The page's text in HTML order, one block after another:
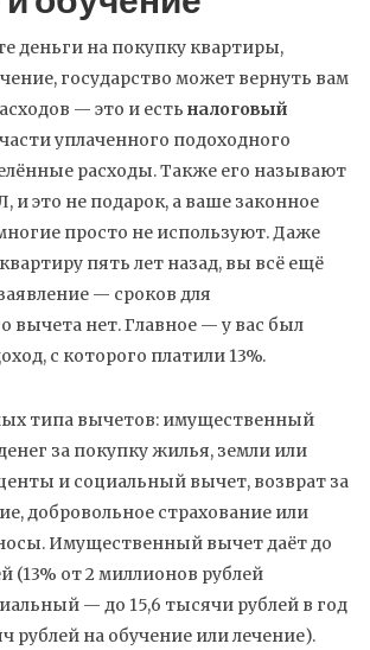
деньги на покупку квартиры,
государство может вернуть вам
— это и есть налоговый
уплаченного подоходного
расходы. Также его называют
, и это не подарок, а ваше законное
просто не используют.Даже
пять лет назад, вы всё ещё
— сроков для
вычета нет. Главное — у вас был
с которого платили 13%.
типа вычетов: имущественный
за покупку жилья, земли или
и социальный вычет, возврат за
добровольное страхование или
. Имущественный вычет даёт до
(13% от 2 миллионов рублей
— до 15,6 тысячи рублей в год
рублей на обучение или лечение).